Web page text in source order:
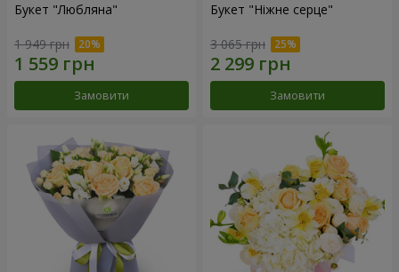
Букет "Любляна"
1 949 грн
Замовити
Букет "Ніжне серце"
3 065 грн
Замовити